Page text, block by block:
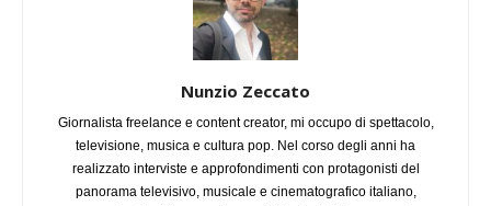
Nunzio Zeccato
Giornalista freelance e content creator, mi occupo di spettacolo,
televisione, musica e cultura pop. Nel corso degli anni ha
realizzato interviste e approfondimenti con protagonisti del
panorama televisivo, musicale e cinematografico italiano,